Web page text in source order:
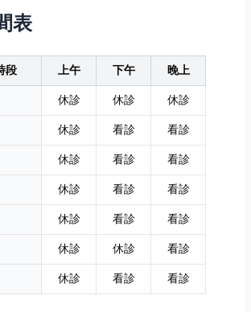
表
段 上午 下午
晚上
休診 休診
休診
休診 看診
看診
休診 看診
看診
休診 看診
看診
休診 看診
看診
休診 休診
看診
休診 看診 看診